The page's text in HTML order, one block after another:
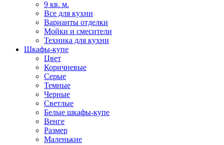
9 кв. м.
Все для кухни
Варианты отделки
Мойки и смесители
Техника для кухни
Шкафы-купе
Цвет
Коричневые
Серые
Темные
Черные
Светлые
Белые шкафы-купе
Венге
Размер
Маленькие